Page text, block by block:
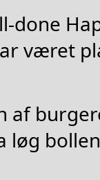
været
af
løg